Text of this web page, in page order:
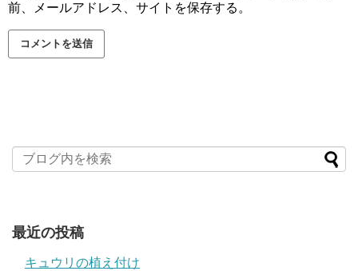
前、メールアドレス、サイトを保存する。
最近の投稿
キュウリの植え付け